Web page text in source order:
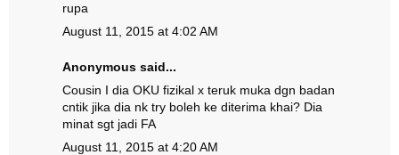
rupa
August 11, 2015 at 4:02 AM
Anonymous said...
Cousin I dia OKU fizikal x teruk muka dgn badan
cntik jika dia nk try boleh ke diterima khai? Dia
minat sgt jadi FA
August 11, 2015 at 4:20 AM